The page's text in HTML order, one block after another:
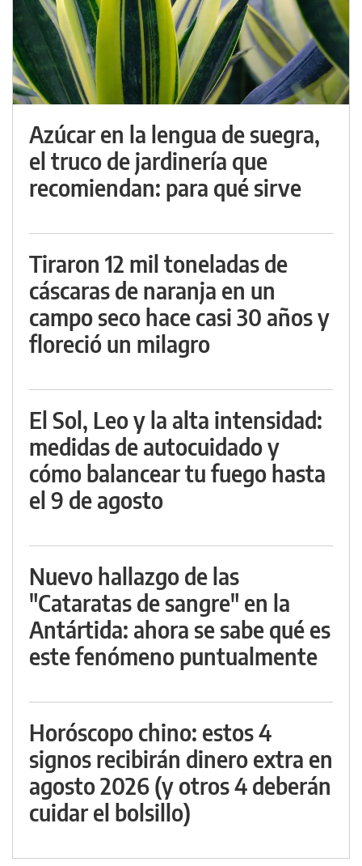
Azúcar en la lengua de suegra,
el truco de jardinería que
recomiendan: para qué sirve
Tiraron 12 mil toneladas de
cáscaras de naranja en un
campo seco hace casi 30 años y
floreció un milagro
El Sol, Leo y la alta intensidad:
medidas de autocuidado y
cómo balancear tu fuego hasta
el 9 de agosto
Nuevo hallazgo de las
"Cataratas de sangre" en la
Antártida: ahora se sabe qué es
este fenómeno puntualmente
Horóscopo chino: estos 4
signos recibirán dinero extra en
agosto 2026 (y otros 4 deberán
cuidar el bolsillo)